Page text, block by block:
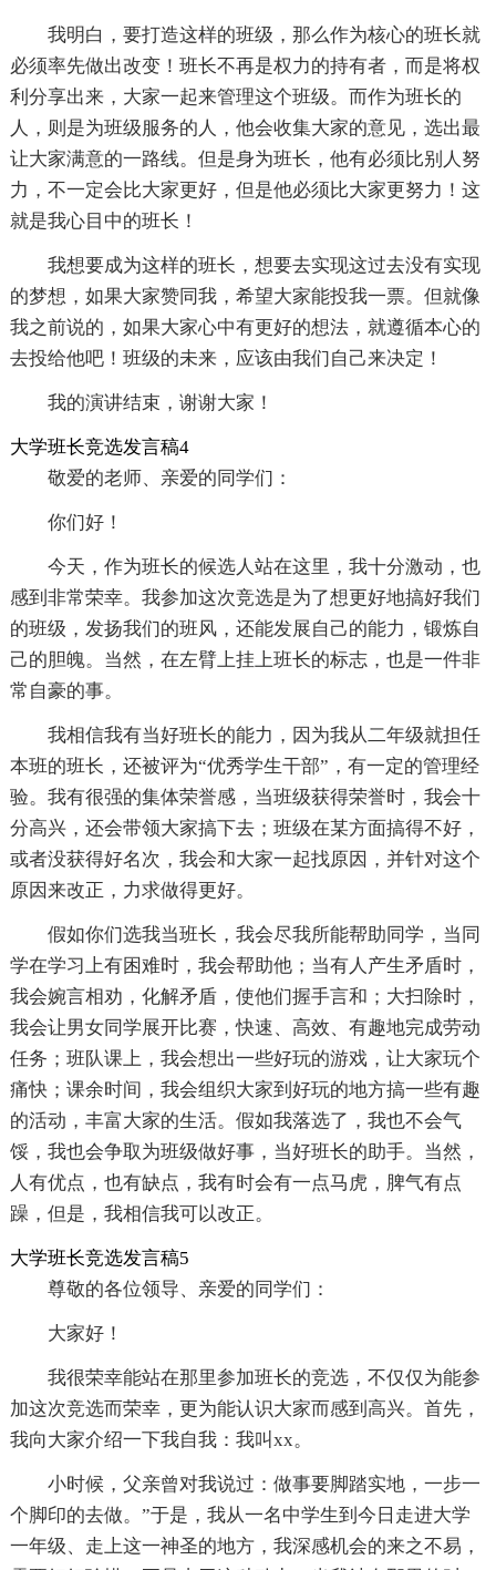
我明白，要打造这样的班级，那么作为核心的班长就
必须率先做出改变！班长不再是权力的持有者，而是将权
利分享出来，大家一起来管理这个班级。而作为班长的
人，则是为班级服务的人，他会收集大家的意见，选出最
让大家满意的一路线。但是身为班长，他有必须比别人努
力，不一定会比大家更好，但是他必须比大家更努力！这
就是我心目中的班长！
我想要成为这样的班长，想要去实现这过去没有实现
的梦想，如果大家赞同我，希望大家能投我一票。但就像
我之前说的，如果大家心中有更好的想法，就遵循本心的
去投给他吧！班级的未来，应该由我们自己来决定！
我的演讲结束，谢谢大家！
大学班长竞选发言稿4
敬爱的老师、亲爱的同学们：
你们好！
今天，作为班长的候选人站在这里，我十分激动，也
感到非常荣幸。我参加这次竞选是为了想更好地搞好我们
的班级，发扬我们的班风，还能发展自己的能力，锻炼自
己的胆魄。当然，在左臂上挂上班长的标志，也是一件非
常自豪的事。
我相信我有当好班长的能力，因为我从二年级就担任
本班的班长，还被评为“优秀学生干部”，有一定的管理经
验。我有很强的集体荣誉感，当班级获得荣誉时，我会十
分高兴，还会带领大家搞下去；班级在某方面搞得不好，
或者没获得好名次，我会和大家一起找原因，并针对这个
原因来改正，力求做得更好。
假如你们选我当班长，我会尽我所能帮助同学，当同
学在学习上有困难时，我会帮助他；当有人产生矛盾时，
我会婉言相劝，化解矛盾，使他们握手言和；大扫除时，
我会让男女同学展开比赛，快速、高效、有趣地完成劳动
任务；班队课上，我会想出一些好玩的游戏，让大家玩个
痛快；课余时间，我会组织大家到好玩的地方搞一些有趣
的活动，丰富大家的生活。假如我落选了，我也不会气
馁，我也会争取为班级做好事，当好班长的助手。当然，
人有优点，也有缺点，我有时会有一点马虎，脾气有点
躁，但是，我相信我可以改正。
大学班长竞选发言稿5
尊敬的各位领导、亲爱的同学们：
大家好！
我很荣幸能站在那里参加班长的竞选，不仅仅为能参
加这次竞选而荣幸，更为能认识大家而感到高兴。首先，
我向大家介绍一下我自我：我叫xx。
小时候，父亲曾对我说过：做事要脚踏实地，一步一
个脚印的去做。”于是，我从一名中学生到今日走进大学
一年级、走上这一神圣的地方，我深感机会的来之不易，